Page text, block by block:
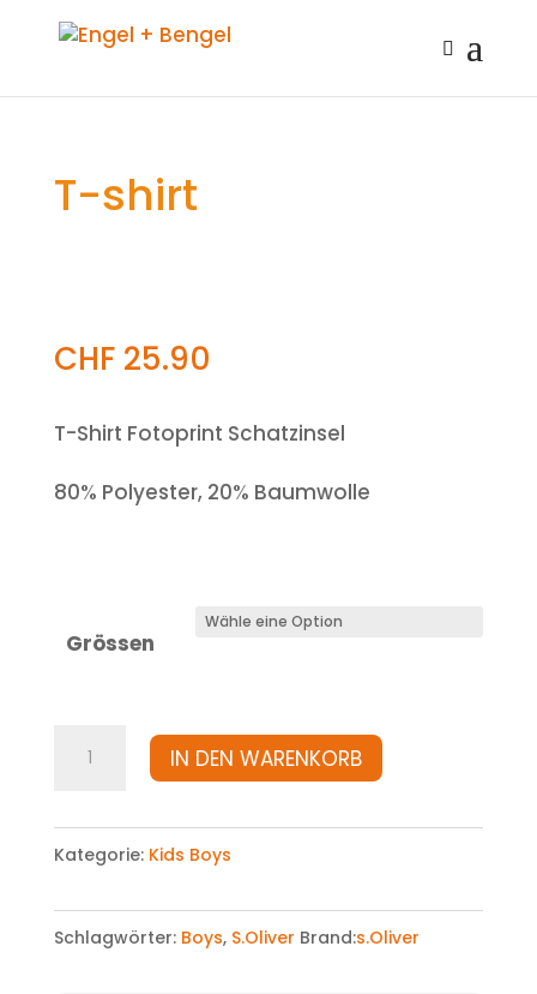
T-shirt
CHF25.90
T-Shirt Fotoprint Schatzinsel
80% Polyester, 20% Baumwolle
Grössen
Menge
IN DEN WARENKORB
Kategorie: Kids Boys
Schlagwörter: Boys, S.Oliver Brand:s.Oliver